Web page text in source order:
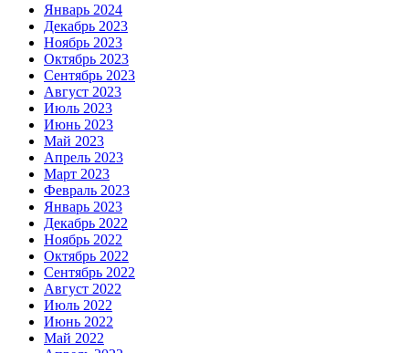
Январь 2024
Декабрь 2023
Ноябрь 2023
Октябрь 2023
Сентябрь 2023
Август 2023
Июль 2023
Июнь 2023
Май 2023
Апрель 2023
Март 2023
Февраль 2023
Январь 2023
Декабрь 2022
Ноябрь 2022
Октябрь 2022
Сентябрь 2022
Август 2022
Июль 2022
Июнь 2022
Май 2022